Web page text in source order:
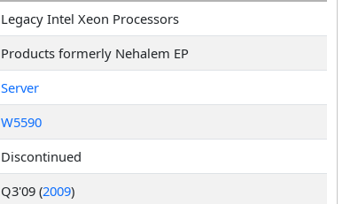
Legacy Intel Xeon Processors
Products formerly Nehalem EP
Server
W5590
Discontinued
Q3'09 (2009)